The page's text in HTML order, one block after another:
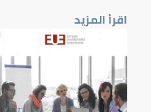
اقرأ المزيد